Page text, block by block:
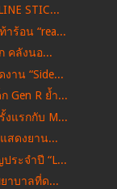
STIC...
าร้อน “rea...
คลังนอ...
าน “Side...
Gen R ย้ำ...
งแรกกับ M...
สดงยาน...
ระจำปี “L...
าบาลที่ด...